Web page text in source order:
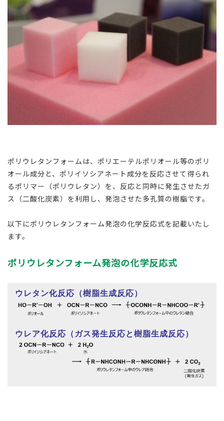
ポリウレタンフォームは、ポリエーテルポリオール等のポリ
オール成分と、ポリイソシアネート成分を反応させて得られ
るポリマー（ポリウレタン）を、反応と同時に発生させたガ
ス（二酸化炭素）を利用し、発泡させた多孔質の樹脂です。
以下にポリウレタンフォーム発泡の化学反応式を記載いたし
ます。
ポリウレタンフォーム発泡の化学反応式
ウレタン化反応（樹脂生成反応）
ウレア化反応（ガス発生反応と樹脂生成反応）